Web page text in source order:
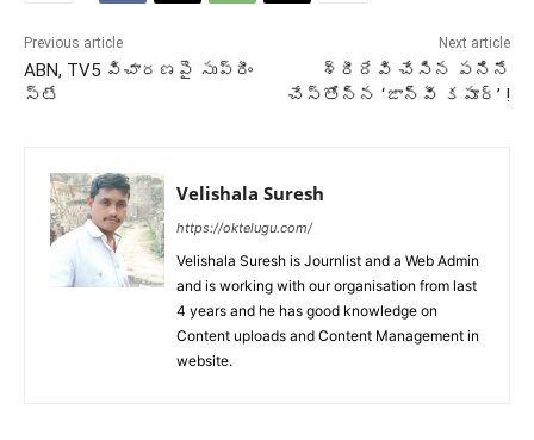
Previous article
ABN, TV5 విచారణపై సుప్రీం
స్టే
Next article
శ్రీదేవి చేసిన పనినే
చేస్తోన్న ‘జాన్వీ కపూర్’ !
Velishala Suresh
https://oktelugu.com/
Velishala Suresh is Journlist and a Web Admin
and is working with our organisation from last
4 years and he has good knowledge on
Content uploads and Content Management in
website.